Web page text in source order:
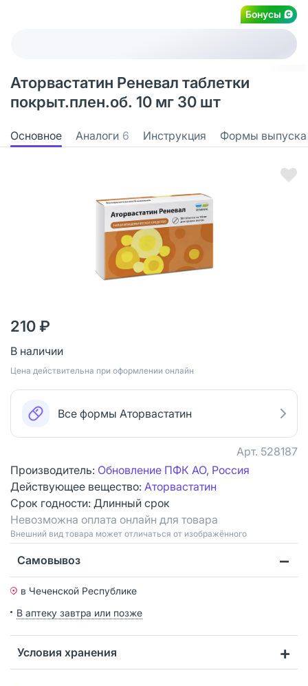
Бонусы
Аторвастатин Реневал таблетки
покрыт.плен.об. 10 мг 30 шт
Основное Аналоги 6 Инструкция Формы выпуска
210 ₽
В наличии
Цена действительна при оформлении онлайн
Все формы Аторвастатин
Арт. 528187
Производитель: Обновление ПФК АО, Россия
Действующее вещество: Аторвастатин
Срок годности: Длинный срок
Невозможна оплата онлайн для товара
Bнешний вид товара может отличаться от изображённого
Самовывоз
в Чеченской Республике
В аптеку завтра или позже
Условия хранения